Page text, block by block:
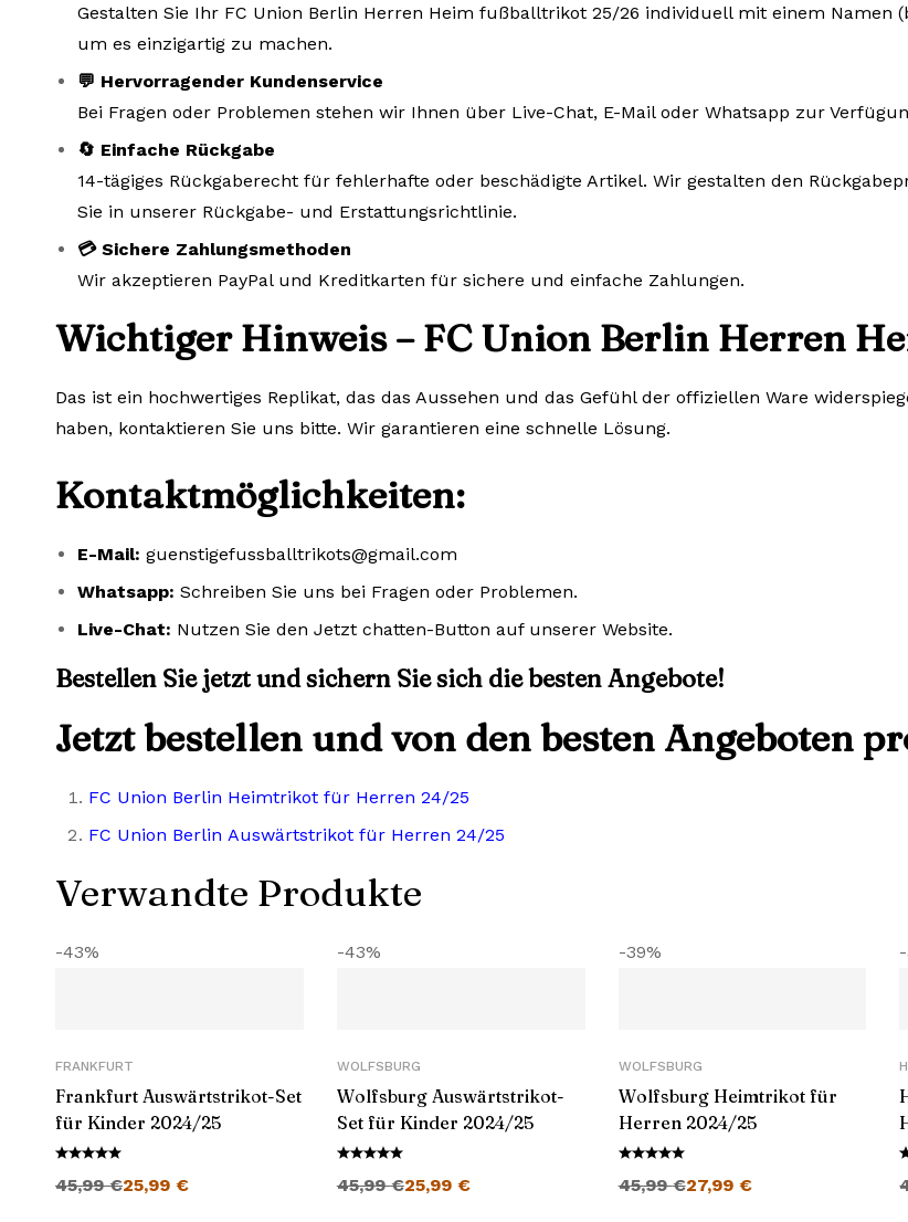
Gestalten Sie Ihr FC Union Berlin Herren Heim fußballtrikot 25/26 individuell mit einem Namen
um es einzigartig zu machen.
💬 Hervorragender Kundenservice
Bei Fragen oder Problemen stehen wir Ihnen über Live-Chat, E-Mail oder Whatsapp zur
🔄 Einfache Rückgabe
14-tägiges Rückgaberecht für fehlerhafte oder beschädigte Artikel. Wir gestalten den
Sie in unserer Rückgabe- und Erstattungsrichtlinie.
💳 Sichere Zahlungsmethoden
Wir akzeptieren PayPal und Kreditkarten für sichere und einfache Zahlungen.
Wichtiger Hinweis – FC Union Berlin Herren
Das ist ein hochwertiges Replikat, das das Aussehen und das Gefühl der offiziellen Ware
haben, kontaktieren Sie uns bitte. Wir garantieren eine schnelle Lösung.
Kontaktmöglichkeiten:
E-Mail: guenstigefussballtrikots@gmail.com
Whatsapp: Schreiben Sie uns bei Fragen oder Problemen.
Live-Chat: Nutzen Sie den Jetzt chatten-Button auf unserer Website.
Bestellen Sie jetzt und sichern Sie sich die besten Angebote!
Jetzt bestellen und von den besten Angeboten
FC Union Berlin Heimtrikot für Herren 24/25
FC Union Berlin Auswärtstrikot für Herren 24/25
Verwandte Produkte
-43%
FRANKFURT
Frankfurt Auswärtstrikot-Set
für Kinder 2024/25
45,99€25,99 €
-43%
WOLFSBURG
Wolfsburg Auswärtstrikot-
Set für Kinder 2024/25
45,99€25,99 €
-39%
WOLFSBURG
Wolfsburg Heimtrikot für
Herren 2024/25
45,99€27,99 €